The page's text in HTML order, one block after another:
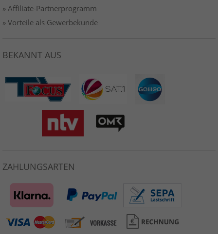
» Affiliate-Partnerprogramm
» Vorteile als Gewerbekunde
BEKANNT AUS
ZAHLUNGSARTEN